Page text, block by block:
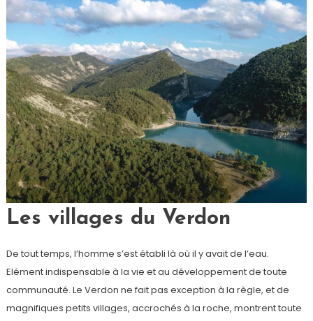
Les villages du Verdon
De tout temps, l’homme s’est établi là où il y avait de l’eau.
Elément indispensable à la vie et au développement de toute
communauté. Le Verdon ne fait pas exception à la règle, et de
magnifiques petits villages, accrochés à la roche, montrent toute